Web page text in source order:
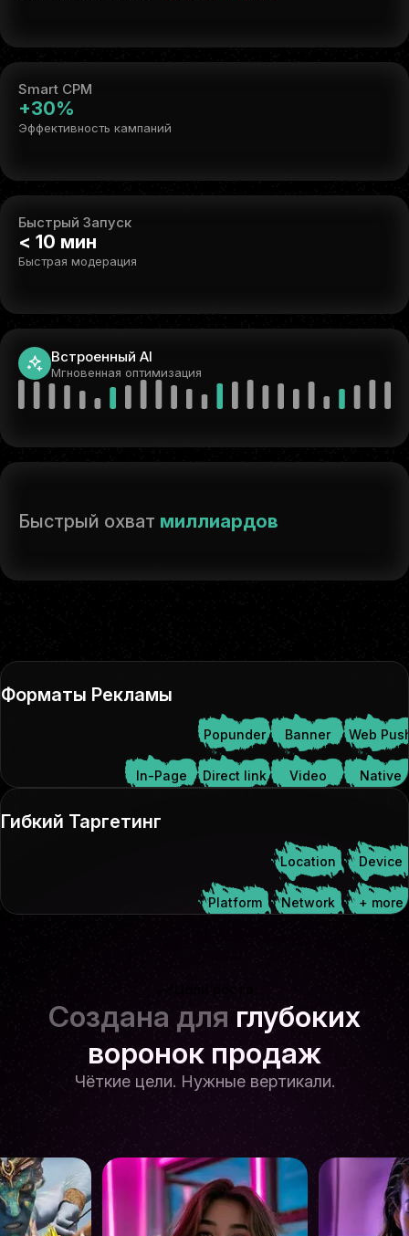
Smart CPM
+30%
Эффективность кампаний
Быстрый Запуск
< 10 мин
Быстрая модерация
Встроенный AI
Мгновенная оптимизация
Быстрый охват миллиардов
Форматы Рекламы
Popunder Banner Web
In-Page Direct link Video Native
Гибкий Таргетинг
Location Device
Platform Network + more
Создана для глубоких
воронок продаж
Чёткие цели. Нужные вертикали.